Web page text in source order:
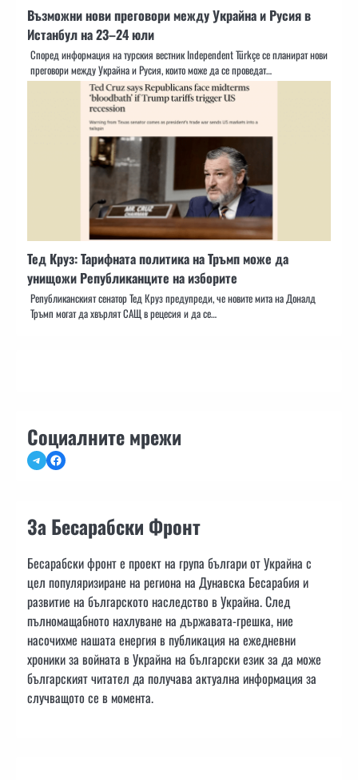
Възможни нови преговори между Украйна и Русия в
Истанбул на 23–24 юли
Според информация на турския вестник Independent Türkçe се планират нови
преговори между Украйна и Русия, които може да се проведат…
Тед Круз: Тарифната политика на Тръмп може да
унищожи Републиканците на изборите
Републиканският сенатор Тед Круз предупреди, че новите мита на Доналд
Тръмп могат да хвърлят САЩ в рецесия и да се…
Социалните мрежи
TelegramFacebook
За Бесарабски Фронт
Бесарабски фронт е проект на група българи от Украйна с
цел популяризиране на региона на Дунавска Бесарабия и
развитие на българското наследство в Украйна. След
пълномащабното нахлуване на държавата-грешка, ние
насочихме нашата енергия в публикация на ежедневни
хроники за войната в Украйна на български език за да може
българският читател да получава актуална информация за
случващото се в момента.